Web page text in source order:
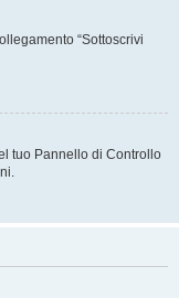
“Sottoscrivi
tuo Pannello di Controllo